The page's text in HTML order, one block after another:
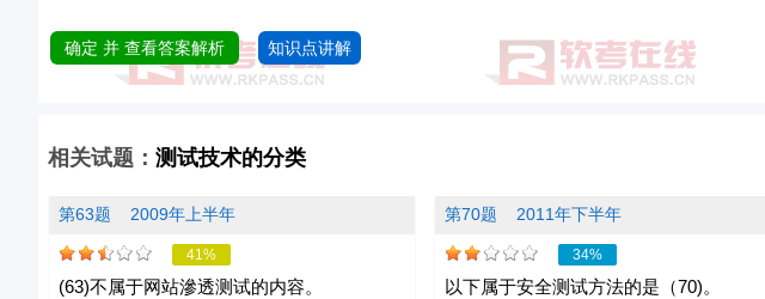
确定 并 查看答案解析 知识点讲解
相关试题： 测试技术的分类
第63题 2009年上半年
41%
(63)不属于网站滲透测试的内容。
第70题 2011年下半年
34%
以下属于安全测试方法的是（70)。